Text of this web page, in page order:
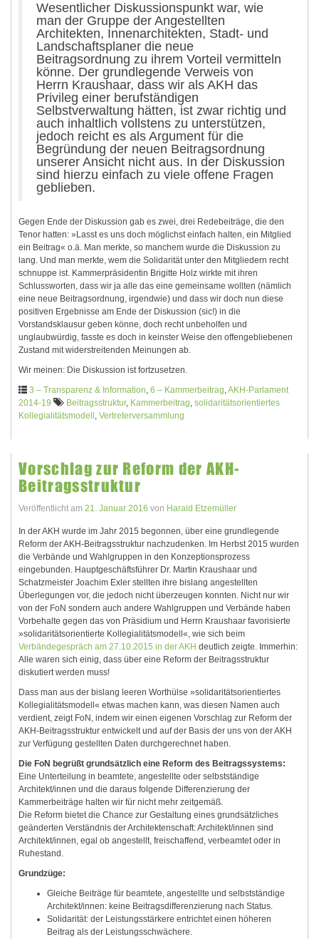
Wesentlicher Diskussionspunkt war, wie
man der Gruppe der Angestellten
Architekten, Innenarchitekten, Stadt- und
Landschaftsplaner die neue
Beitragsordnung zu ihrem Vorteil vermitteln
könne. Der grundlegende Verweis von
Herrn Kraushaar, dass wir als AKH das
Privileg einer berufständigen
Selbstverwaltung hätten, ist zwar richtig und
auch inhaltlich vollstens zu unterstützen,
jedoch reicht es als Argument für die
Begründung der neuen Beitragsordnung
unserer Ansicht nicht aus. In der Diskussion
sind hierzu einfach zu viele offene Fragen
geblieben.
Gegen Ende der Diskussion gab es zwei, drei Redebeiträge, die den
Tenor hatten: »Lasst es uns doch möglichst einfach halten, ein Mitglied
ein Beitrag« o.ä. Man merkte, so manchem wurde die Diskussion zu
lang. Und man merkte, wem die Solidarität unter den Mitgliedern recht
schnuppe ist. Kammerpräsidentin Brigitte Holz wirkte mit ihren
Schlussworten, dass wir ja alle das eine gemeinsame wollten (nämlich
eine neue Beitragsordnung, irgendwie) und dass wir doch nun diese
positiven Ergebnisse am Ende der Diskussion (sic!) in die
Vorstandsklausur geben könne, doch recht unbeholfen und
unglaubwürdig, fasste es doch in keinster Weise den offengebliebenen
Zustand mit widerstreitenden Meinungen ab.
Wir meinen: Die Diskussion ist fortzusetzen.
3 – Transparenz & Information, 6 – Kammerbeitrag,AKH-Parlament
2014-19
Beitragsstruktur, Kammerbeitrag, solidaritätsorientiertes
Kollegialitätsmodell , Vertreterversammlung
Vorschlag zur Reform der AKH-
Beitragsstruktur
Veröffentlicht am 21. Januar 2016 von Harald Etzemüller
In der AKH wurde im Jahr 2015 begonnen, über eine grundlegende
Reform der AKH-Beitragsstruktur nachzudenken. Im Herbst 2015 wurden
die Verbände und Wahlgruppen in den Konzeptionsprozess
eingebunden. Hauptgeschäftsführer Dr. Martin Kraushaar und
Schatzmeister Joachim Exler stellten ihre bislang angestellten
Überlegungen vor, die jedoch nicht überzeugen konnten. Nicht nur wir
von der FoN sondern auch andere Wahlgruppen und Verbände haben
Vorbehalte gegen das von Präsidium und Herrn Kraushaar favorisierte
»solidaritätsorientierte Kollegialitätsmodell«, wie sich beim
Verbändegespräch am 27.10.2015 in der AKH deutlich zeigte. Immerhin:
Alle waren sich einig, dass über eine Reform der Beitragsstruktur
diskutiert werden muss!
Dass man aus der bislang leeren Worthülse »solidaritätsorientiertes
Kollegialitätsmodell« etwas machen kann, was diesen Namen auch
verdient, zeigt FoN, indem wir einen eigenen Vorschlag zur Reform der
AKH-Beitragsstruktur entwickelt und auf der Basis der uns von der AKH
zur Verfügung gestellten Daten durchgerechnet haben.
Die FoN begrüßt grundsätzlich eine Reform des Beitragssystems:
Eine Unterteilung in beamtete, angestellte oder selbstständige
Architekt/innen und die daraus folgende Differenzierung der
Kammerbeiträge halten wir für nicht mehr zeitgemäß.
Die Reform bietet die Chance zur Gestaltung eines grundsätzliches
geänderten Verständnis der Architektenschaft: Architekt/innen sind
Architekt/innen, egal ob angestellt, freischaffend, verbeamtet oder in
Ruhestand.
Grundzüge:
Gleiche Beiträge für beamtete, angestellte und selbstständige
Architekt/innen: keine Beitragsdifferenzierung nach Status.
Solidarität: der Leistungsstärkere entrichtet einen höheren
Beitrag als der Leistungsschwächere.